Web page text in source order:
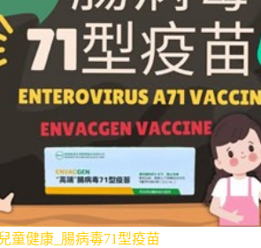
童健康_腸病毒71型疫苗